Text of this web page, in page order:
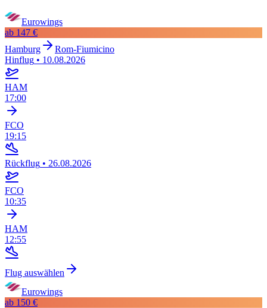
Eurowings
ab 147 €
Hamburg
Rom-Fiumicino
Hinflug • 10.08.2026
HAM
17:00
FCO
19:15
Rückflug • 26.08.2026
FCO
10:35
HAM
12:55
Flug auswählen
Eurowings
ab 150 €